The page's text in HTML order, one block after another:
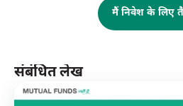
कैलकुलेटर की मुख्य विशेषताएँ:
आपका पैसा कितने समय तक चलेगा। हालांकि,
मैं निवेश के लिए
संबंधित लेख